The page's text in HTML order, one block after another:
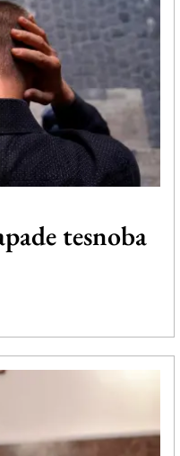
tesnoba